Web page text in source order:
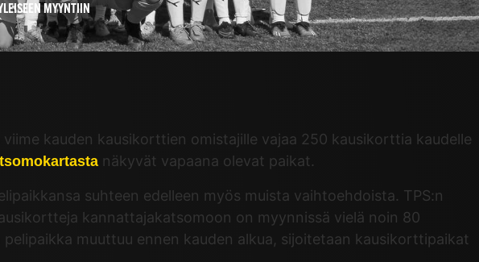
MYYNTIIN
kauden kausikorttien omistajille vajaa 250 kausikorttia kaudelle
näkyvät vapaana olevat paikat.
suhteen edelleen myös muista vaihtoehdoista. TPS:n
kannattajakatsomoon on myynnissä vielä noin 80
muuttuu ennen kauden alkua, sijoitetaan kausikorttipaikat